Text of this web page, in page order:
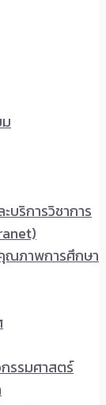
บริการวิชาการ
ณภาพการศึกษา
รรมศาสตร์